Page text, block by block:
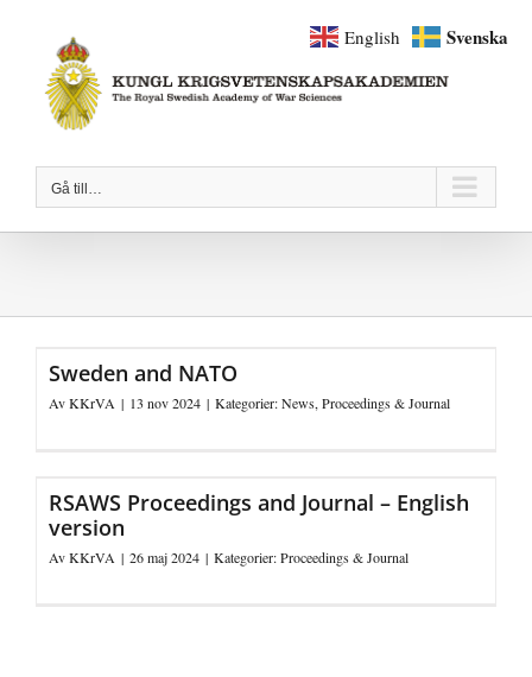
innehållet
Gå till…
Sweden and NATO
AvKKrVA | 13 nov 2024 | Kategorier:News,Proceedings & Journal
RSAWS Proceedings and Journal – English
version
AvKKrVA | 26 maj 2024 | Kategorier:Proceedings & Journal
English Svenska